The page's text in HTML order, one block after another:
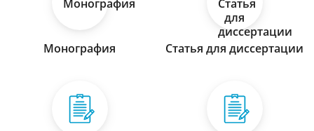
Монография Статья для диссертации